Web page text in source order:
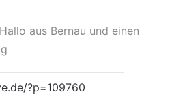
Hallo aus Bernau und einen